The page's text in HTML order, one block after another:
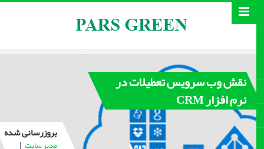
نقش وب سرویس تعطیلات در
نرم افزار CRM
بروزرسانی شده
مدیر سایت |